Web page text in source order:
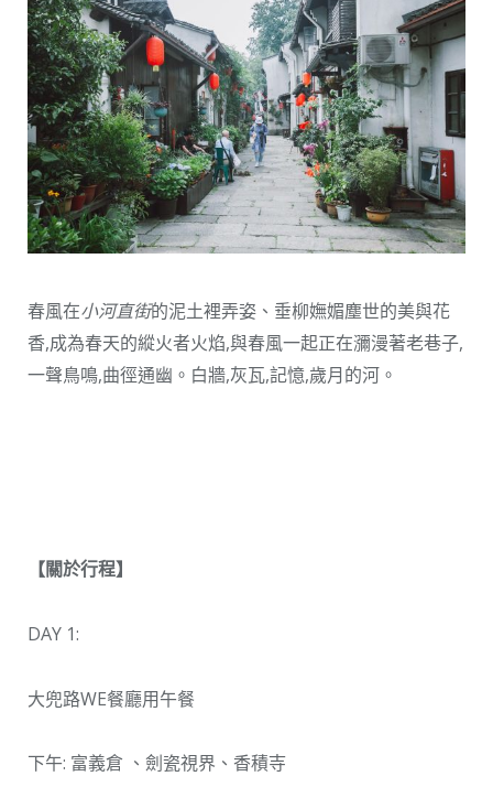
春風在小河直街的泥土裡弄姿、垂柳嫵媚塵世的美與花
香,成為春天的縱火者火焰,與春風一起正在瀰漫著老巷子,
一聲鳥鳴,曲徑通幽。白牆,灰瓦,記憶,歲月的河。
【關於行程】
DAY 1:
大兜路WE餐廳用午餐
下午: 富義倉 、劍瓷視界、香積寺